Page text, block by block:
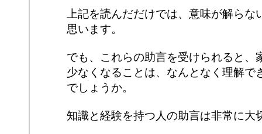
上記を読んだだけでは、意味が解らな
思います。
でも、これらの助言を受けられると、
少なくなることは、なんとなく理解で
でしょうか。
知識と経験を持つ人の助言は非常に大